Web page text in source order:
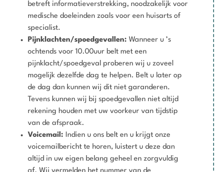
betreft informatieverstrekking, noodzakelijk voor
medische doeleinden zoals voor een huisarts of
specialist.
Pijnklachten/spoedgevallen: Wanneer u ’s
ochtends voor 10.00uur belt met een
pijnklacht/spoedgeval proberen wij u zoveel
mogelijk dezelfde dag te helpen. Belt u later op
de dag dan kunnen wij dit niet garanderen.
Tevens kunnen wij bij spoedgevallen niet altijd
rekening houden met uw voorkeur van tijdstip
van de afspraak.
Voicemail: Indien u ons belt en u krijgt onze
voicemailbericht te horen, luistert u deze dan
altijd in uw eigen belang geheel en zorgvuldig